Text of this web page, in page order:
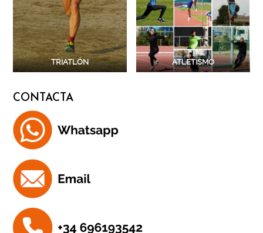
TRIATLÓN ATLETISMO
CONTACTA